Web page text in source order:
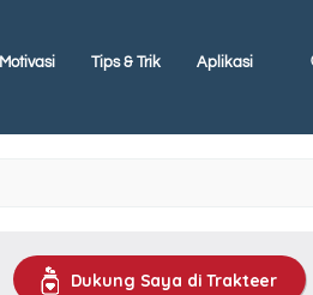
Motivasi Tips & Trik Aplikasi
Dukung Saya di Trakteer